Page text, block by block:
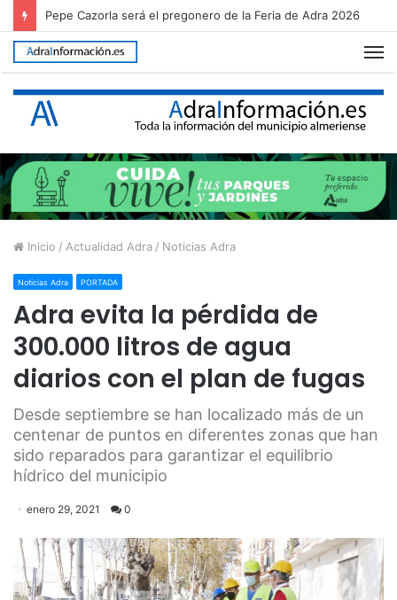
Pepe Cazorla será el pregonero de la Feria de Adra 2026
Inicio / Actualidad Adra / Noticias Adra
Noticias Adra PORTADA
Adra evita la pérdida de
300.000 litros de agua
diarios con el plan de fugas
Desde septiembre se han localizado más de un
centenar de puntos en diferentes zonas que han
sido reparados para garantizar el equilibrio
hídrico del municipio
enero 29, 2021 0